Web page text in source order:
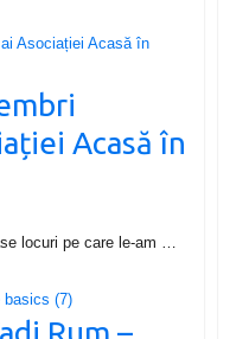
Acasă în
locuri pe care le-am …
Rum –